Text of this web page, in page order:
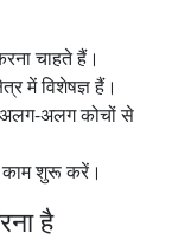
चाहते हैं।
में विशेषज्ञ हैं।
अलग कोचों से
शुरू करें।
है